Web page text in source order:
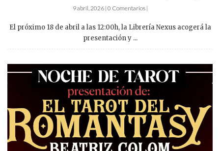
9 abril, 2026 | 0 Comentarios |
El próximo 18 de abril a las 12:00h, la Librería Nexus acogerá la
presentación y ...